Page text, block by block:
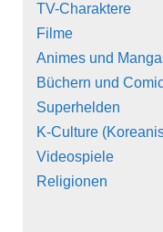
TV-Charaktere
Filme
Animes und
Büchern und
Superhelden
K-Culture
Videospiele
Religionen